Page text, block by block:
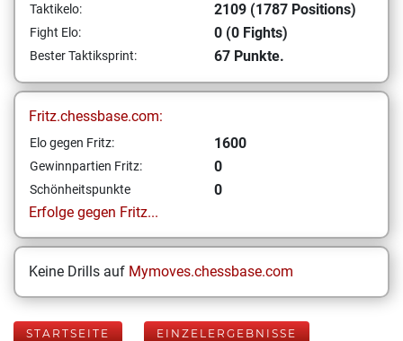
Taktikelo: 2109 (1787 Positions)
Fight Elo: 0 (0 Fights)
Bester Taktiksprint: 67 Punkte.
Fritz.chessbase.com:
Elo gegen Fritz: 1600
Gewinnpartien Fritz: 0
Schönheitspunkte
0
Erfolge gegen Fritz...
Keine Drills auf Mymoves.chessbase.com
STARTSEITE EINZELERGEBNISSE